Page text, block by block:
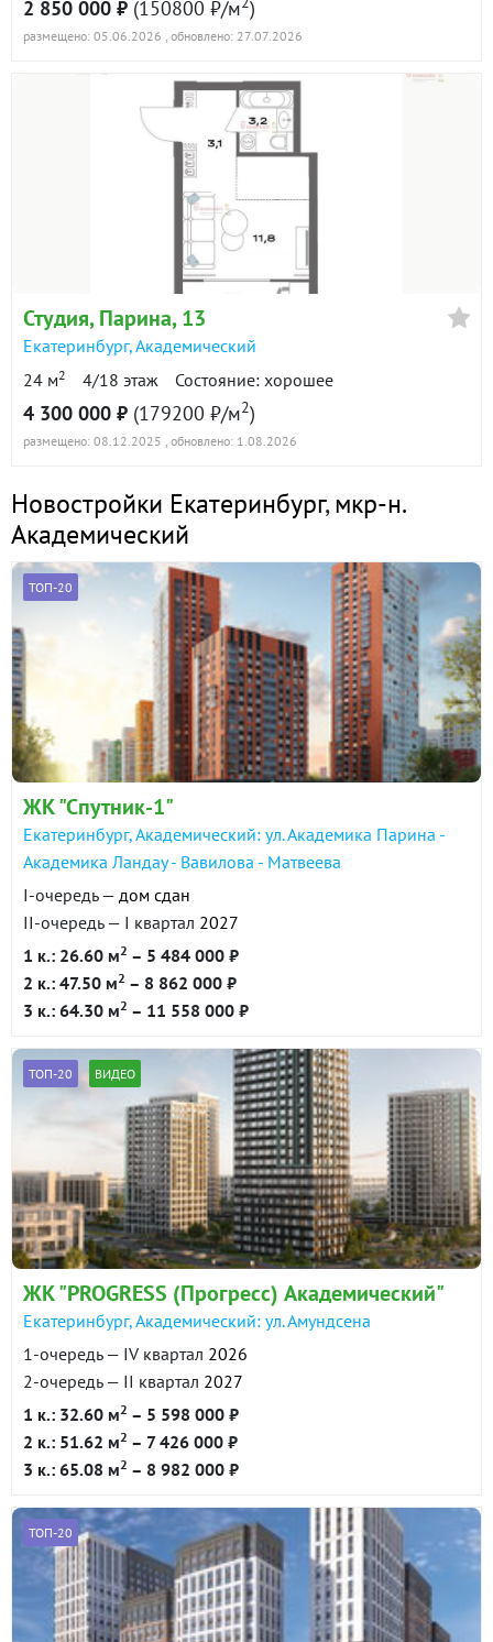
2 850 000 ₽ (150800 ₽/м )
размещено: 05.06.2026 , обновлено: 27.07.2026
Студия, Парина, 13
Екатеринбург,Академический
24 м2 4/18 этаж Состояние: хорошее
4 300 000 ₽ (179200 ₽/м2)
размещено: 08.12.2025 , обновлено: 1.08.2026
Новостройки Екатеринбург,мкр-н.
Академический
ТОП-20
ЖК "Спутник-1"
Екатеринбург, Академический: ул. Академика Парина -
Академика Ландау - Вавилова - Матвеева
I-очередь — дом сдан
II-очередь — I квартал 2027
1 к.: 26.60 м2 – 5 484 000 ₽
2 к.: 47.50 м2 – 8 862 000 ₽
3 к.: 64.30 м2 – 11 558 000 ₽
ТОП-20 ВИДЕО
ЖК "PROGRESS (Прогресс) Академический"
Екатеринбург, Академический: ул. Амундсена
1-очередь — IV квартал 2026
2-очередь — II квартал 2027
1 к.: 32.60 м2 – 5 598 000 ₽
2 к.: 51.62 м2 – 7 426 000 ₽
3 к.: 65.08 м2 – 8 982 000 ₽
ТОП-20